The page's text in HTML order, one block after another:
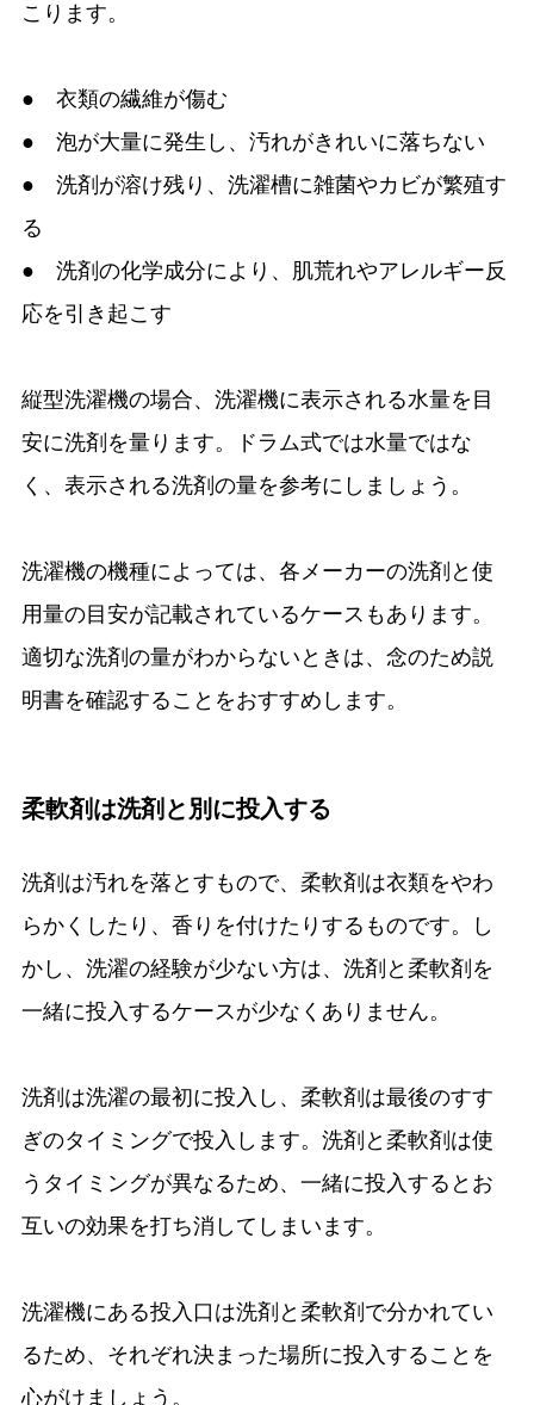
こります。
● 衣類の繊維が傷む
● 泡が大量に発生し、汚れがきれいに落ちない
● 洗剤が溶け残り、洗濯槽に雑菌やカビが繁殖す
る
● 洗剤の化学成分により、肌荒れやアレルギー反
応を引き起こす
縦型洗濯機の場合、洗濯機に表示される水量を目
安に洗剤を量ります。ドラム式では水量ではな
く、表示される洗剤の量を参考にしましょう。
洗濯機の機種によっては、各メーカーの洗剤と使
用量の目安が記載されているケースもあります。
適切な洗剤の量がわからないときは、念のため説
明書を確認することをおすすめします。
柔軟剤は洗剤と別に投入する
洗剤は汚れを落とすもので、柔軟剤は衣類をやわ
らかくしたり、香りを付けたりするものです。し
かし、洗濯の経験が少ない方は、洗剤と柔軟剤を
一緒に投入するケースが少なくありません。
洗剤は洗濯の最初に投入し、柔軟剤は最後のすす
ぎのタイミングで投入します。洗剤と柔軟剤は使
うタイミングが異なるため、一緒に投入するとお
互いの効果を打ち消してしまいます。
洗濯機にある投入口は洗剤と柔軟剤で分かれてい
るため、それぞれ決まった場所に投入することを
心がけましょう。